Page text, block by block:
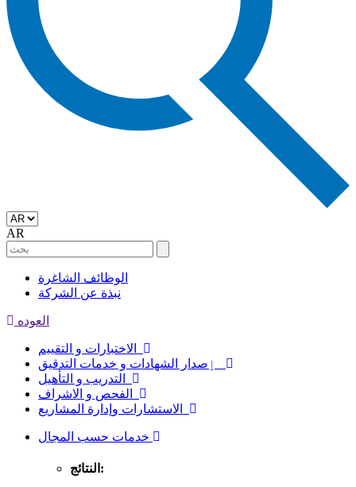
AR
الوظائف الشاغرة
نبذة عن الشركة
العوده
النتائج: